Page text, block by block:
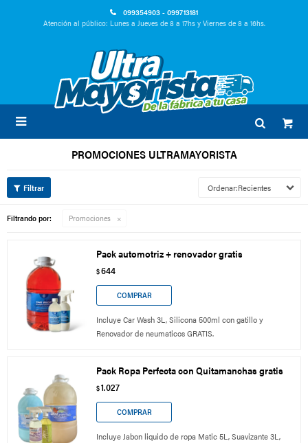
099354903 - 099713181
Atención al público: Lunes a Jueves de 8 a 17hs y Viernes de 8 a 16hs.

PROMOCIONES ULTRAMAYORISTA
Recientes
Filtrando por: Promociones
Pack automotriz + renovador gratis
$644
Incluye Car Wash 3L, Silicona 500ml con gatillo y
Renovador de neumaticos GRATIS.
Pack Ropa Perfecta con Quitamanchas gratis
$1.027
Incluye Jabon liquido de ropa Matic 5L, Suavizante 3L,